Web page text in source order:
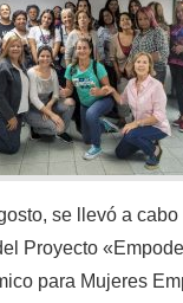
se llevó a
Proyecto
para Mujeres